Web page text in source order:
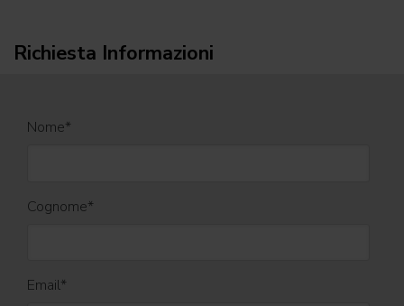
Richiesta Informazioni
Nome*
Cognome*
Email*